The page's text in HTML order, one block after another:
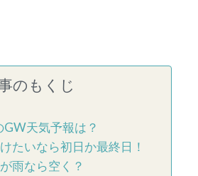
のもくじ
天気予報は？
たいなら初日か最終日！
雨なら空く？